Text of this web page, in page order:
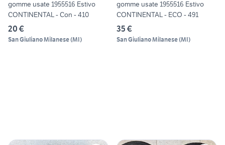
gomme usate 1955516 Estivo
CONTINENTAL - Con - 410
20 €
San Giuliano Milanese(MI)
gomme usate 1955516 Estivo
CONTINENTAL - ECO - 491
35 €
San Giuliano Milanese(MI)